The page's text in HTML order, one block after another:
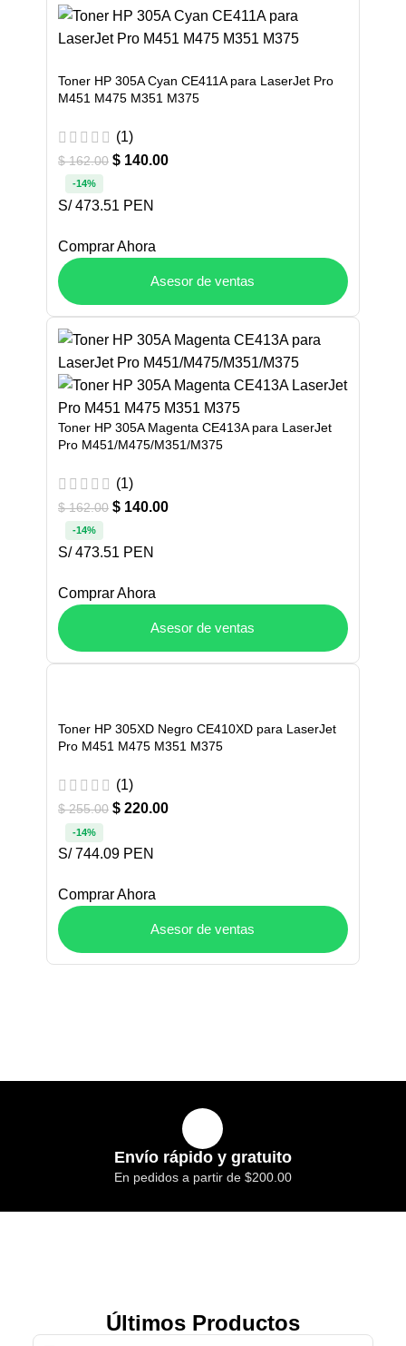
Toner HP 305A Cyan CE411A para LaserJet Pro
M451 M475 M351 M375
(1)
$162.00 $ 140.00
-14%
S/ 473.51 PEN
Comprar Ahora
Asesor de ventas
Toner HP 305A Magenta CE413A para LaserJet
Pro M451/M475/M351/M375
(1)
$162.00 $ 140.00
-14%
S/ 473.51 PEN
Comprar Ahora
Asesor de ventas
Toner HP 305XD Negro CE410XD para LaserJet
Pro M451 M475 M351 M375
(1)
$255.00 $ 220.00
-14%
S/ 744.09 PEN
Comprar Ahora
Asesor de ventas
Envío rápido y gratuito
En pedidos a partir de $200.00
Últimos Productos